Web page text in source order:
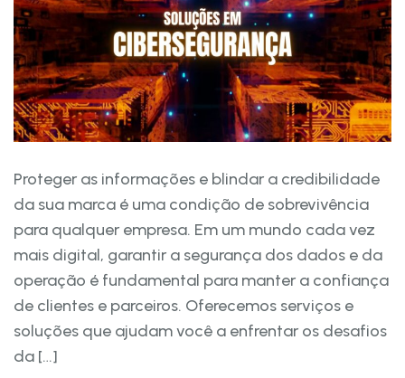
Proteger as informações e blindar a credibilidade
da sua marca é uma condição de sobrevivência
para qualquer empresa. Em um mundo cada vez
mais digital, garantir a segurança dos dados e da
operação é fundamental para manter a confiança
de clientes e parceiros. Oferecemos serviços e
soluções que ajudam você a enfrentar os desafios
da […]